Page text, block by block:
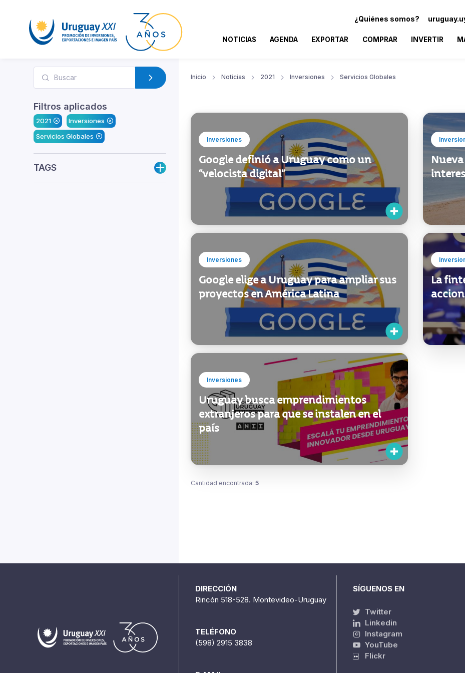
¿Quiénes somos?
NOTICIAS AGENDA EXPORTAR COMPRAR INVERTIR
Filtros aplicados
2021
Inversiones
Servicios Globales
TAGS
Inicio Noticias 2021 Inversiones Servicios Globales
Inversiones
Google definió a Uruguay como un
“velocista digital”
Inversiones
Google elige a Uruguay para ampliar sus
proyectos en América Latina
La
Inversiones
Uruguay busca emprendimientos
extranjeros para que se instalen en el
país
Cantidad encontrada: 5
DIRECCIÓN
Rincón 518-528. Montevideo-Uruguay
TELÉFONO
(598) 2915 3838
SÍGUENOS EN
Twitter
Linkedin
Instagram
YouTube
Flickr